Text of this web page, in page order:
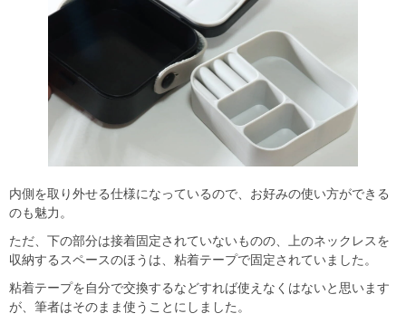
内側を取り外せる仕様になっているので、お好みの使い方ができる
のも魅力。
ただ、下の部分は接着固定されていないものの、上のネックレスを
収納するスペースのほうは、粘着テープで固定されていました。
粘着テープを自分で交換するなどすれば使えなくはないと思います
が、筆者はそのまま使うことにしました。